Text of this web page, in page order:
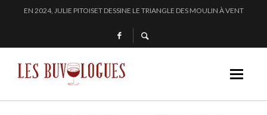
« SECRET D’OCÉAN » : LA MAISON BICHOT REPOUSSE LES FRONTIÈRES DE
SAMUEL BILLAUD FAIT BRILLER 2024
CHEZ DOMINIQUE GRUHIER, C’EST BULLE, BLANC, ROUGE !